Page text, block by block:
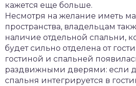
кажется еще больше.
Несмотря на желание иметь
пространства, владельцам
наличие отдельной спальни,
будет сильно отделена от
гостиной и спальней
раздвижными дверями: если
спальня интегрируется в